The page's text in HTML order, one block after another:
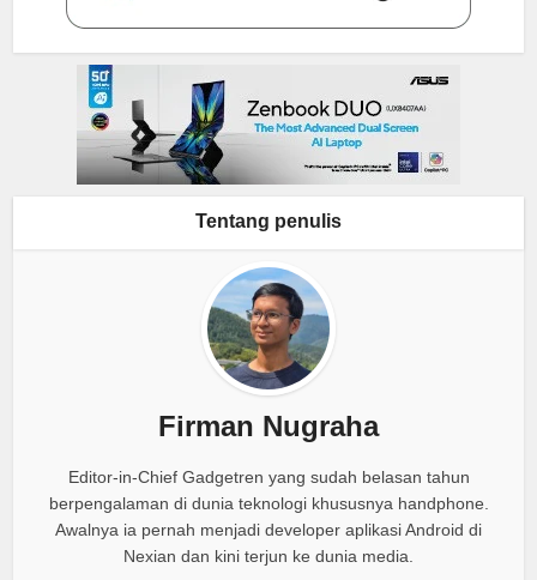
Tentang penulis
Firman Nugraha
Editor-in-Chief Gadgetren yang sudah belasan tahun
berpengalaman di dunia teknologi khususnya handphone.
Awalnya ia pernah menjadi developer aplikasi Android di
Nexian dan kini terjun ke dunia media.